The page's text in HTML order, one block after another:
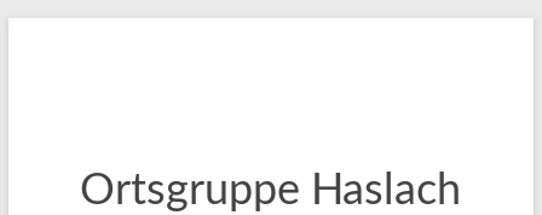
Ortsgruppe Haslach